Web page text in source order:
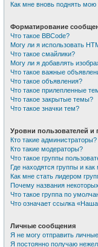
Как мне вновь поднять мою
Форматирование
Что такое BBCode?
Могу ли я использовать
Что такое смайлики?
Могу ли я добавлять
Что такое важные
Что такое объявления?
Что такое прилепленные
Что такое закрытые темы?
Что такое значки тем?
Уровни пользователей и
Кто такие администраторы?
Кто такие модераторы?
Что такое группы
Где находятся группы и
Как мне стать лидером
Почему названия
Что такое группа по
Что означает ссылка
Личные сообщения
Я не могу отправить
Я постоянно получаю